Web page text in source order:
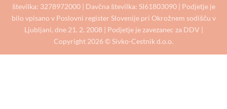
številka: 3278972000 | Davčna številka: SI61803090 | Podjetje je
bilo vpisano v Poslovni register Slovenije pri Okrožnem sodišču v
Ljubljani, dne 21. 2. 2008 | Podjetje je zavezanec za DDV |
Copyright 2026 © Sivko-Cestnik d.o.o.